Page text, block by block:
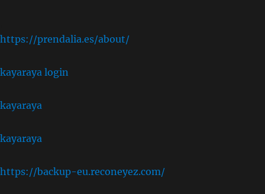
https://prendalia.es/about/
kayaraya login
kayaraya
kayaraya
https://backup-eu.reconeyez.com/